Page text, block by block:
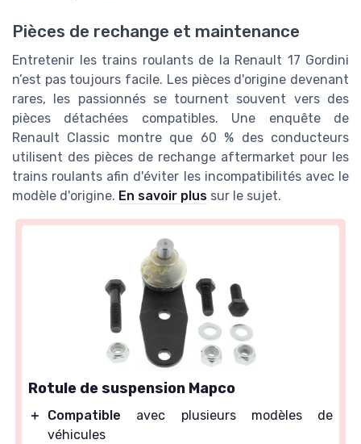
Pièces de rechange et maintenance
Entretenir les trains roulants de la Renault 17 Gordini
n’est pas toujours facile. Les pièces d'origine devenant
rares, les passionnés se tournent souvent vers des
pièces détachées compatibles. Une enquête de
Renault Classic montre que 60 % des conducteurs
utilisent des pièces de rechange aftermarket pour les
trains roulants afin d'éviter les incompatibilités avec le
modèle d'origine. En savoir plus sur le sujet.
Rotule de suspension Mapco
＋ Compatible avec plusieurs modèles de
véhicules